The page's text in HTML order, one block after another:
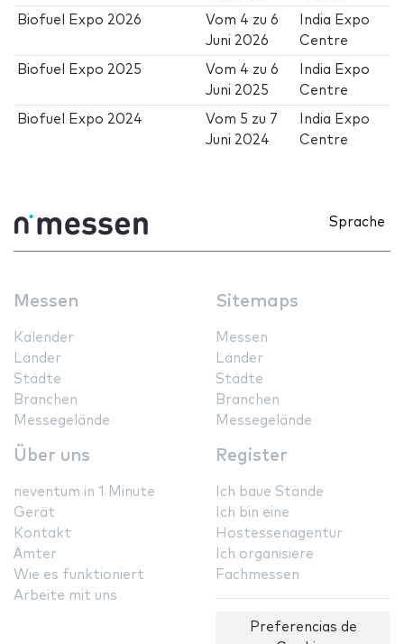
Biofuel Expo 2026 Vom 4 zu6
Juni 2026
India Expo
Centre
Biofuel Expo 2025 Vom 4 zu6
Juni 2025
India Expo
Centre
Biofuel Expo 2024 Vom 5 zu 7
Juni 2024
India Expo
Centre
Sprache
Messen
Kalender
Länder
Städte
Branchen
Messegelände
Sitemaps
Messen
Länder
Städte
Branchen
Messegelände
Über uns
neventum in 1 Minute
Gerät
Kontakt
Ämter
Wie es funktioniert
Arbeite mit uns
Register
Ich baue Stände
Ich bin eine
Hostessenagentur
Ich organisiere
Fachmessen
Preferencias de